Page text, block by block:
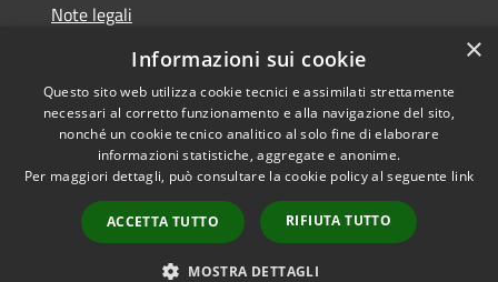
Note legali
Dichiarazione di accessibilità
Accessibilità
Copyright © 2026 • Comune di
Andora • Powered by
Municipium•
Accesso
redazione
×
Informazioni sui cookie
Questo sito web utilizza cookie tecnici e assimilati strettamente
necessari al corretto funzionamento e alla navigazione del sito,
nonché un cookie tecnico analitico al solo fine di elaborare
informazioni statistiche, aggregate e anonime.
Per maggiori dettagli, può consultare la cookie policy al seguente link
ACCETTA TUTTO RIFIUTA TUTTO
MOSTRA DETTAGLI